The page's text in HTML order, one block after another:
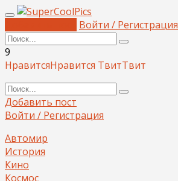
Войти / Регистрация
9
НравитсяНравится ТвитТвит
Добавить пост
Войти / Регистрация
Автомир
История
Кино
Космос